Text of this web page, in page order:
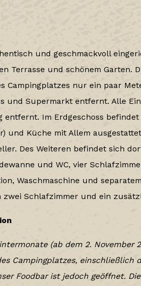
und geschmackvoll
Terrasse und schönem Garten.
Campingplatzes nur ein paar
und Supermarkt entfernt. Alle
entfernt. Im Erdgeschoss befindet
und Küche mit Allem
Des Weiteren befindet sich
und WC, vier
Waschmaschine und
Schlafzimmer und ein
(ab dem 2. November
Campingplatzes, einschließlich
Foodbar ist jedoch geöffnet.